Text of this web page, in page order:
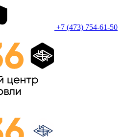
+7 (473) 754-61-50